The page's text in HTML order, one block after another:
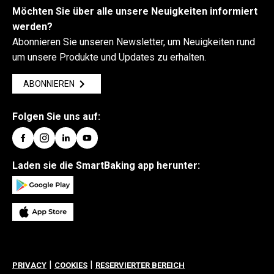
Wenn keine Verbindung hergestellt wird, wenden
Sie sich an unseren
Möchten Sie über alle unsere Neuigkeiten informiert
werden?
Abonnieren Sie unseren Newsletter, um Neuigkeiten rund
um unsere Produkte und Updates zu erhalten.
ABONNIEREN
Folgen Sie uns auf:
Laden sie die SmartBaking app herunter:
PRIVACY | COOKIES | RESERVIERTER BEREICH